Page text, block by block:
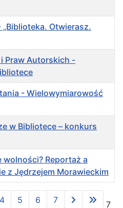
Otwierasz.
Praw Autorskich -
- Wielowymiarowość
w Bibliotece – konkurs
Reportaż a
z Jędrzejem Morawieckim
Strona 1 z 7
4 5 6 7